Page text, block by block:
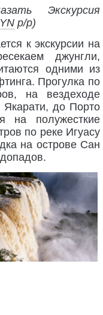
Экскурсия
p/p)
к экскурсии на
джунгли,
одними из
Прогулка по
на вездеходе
Якарати, до Порто
на полужесткие
по реке Игуасу
на острове Сан